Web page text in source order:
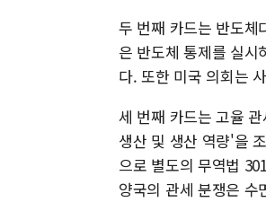
두 번째 카드는 반도체
은 반도체 통제를 실시
다. 또한 미국 의회는
세 번째 카드는 고율
생산 및 생산 역량'을
으로 별도의 무역법
양국의 관세 분쟁은 수